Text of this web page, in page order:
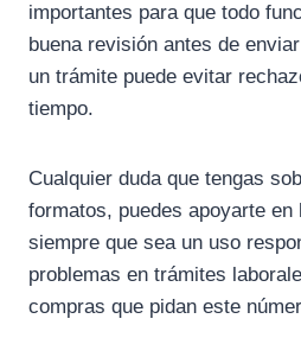
importantes para que todo
buena revisión antes de
un trámite puede evitar
tiempo.
Cualquier duda que tengas
formatos, puedes apoyarte
siempre que sea un uso
problemas en trámites
compras que pidan este